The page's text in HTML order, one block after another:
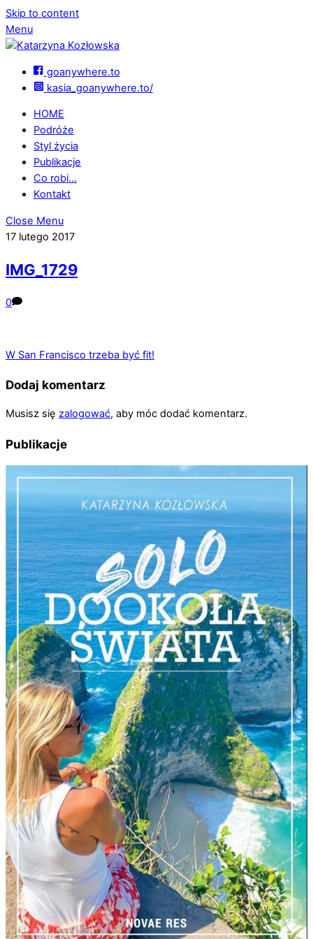
Skip to content
Menu
goanywhere.to
kasia_goanywhere.to/
HOME
Podróże
Styl życia
Publikacje
Co robi…
Kontakt
Close Menu
17 lutego 2017
IMG_1729
0
W San Francisco trzeba być fit!
Dodaj komentarz
Musisz się zalogować, aby móc dodać komentarz.
Publikacje